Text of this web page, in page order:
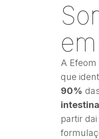
em
A
que
90%
partir